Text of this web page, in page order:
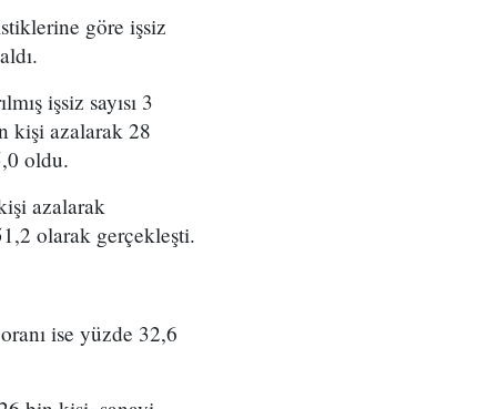
göre işsiz
işsiz sayısı 3
kişi azalarak 28
oldu.
azalarak
olarak gerçekleşti.
ise yüzde 32,6